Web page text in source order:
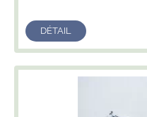
DÉTAIL